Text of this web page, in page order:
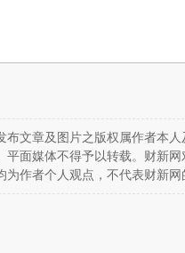
布文章及图片之版权属作者本
平面媒体不得予以转载。财新
作者个人观点，不代表财新网